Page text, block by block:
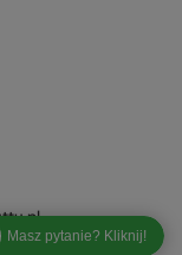
Masz pytanie? Kliknij!